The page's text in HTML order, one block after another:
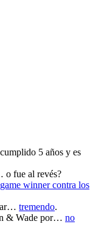
5 años y es
o fue al revés?
winner contra los
tremendo.
& Wade por… no